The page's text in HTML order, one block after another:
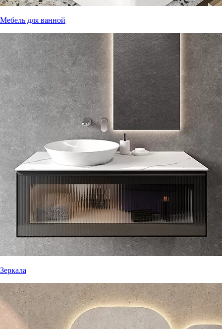
Мебель для ванной
Зеркала